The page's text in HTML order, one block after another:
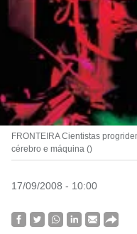
FRONTEIRA Cientistas
cérebro e máquina ()
17/09/2008 - 10:00